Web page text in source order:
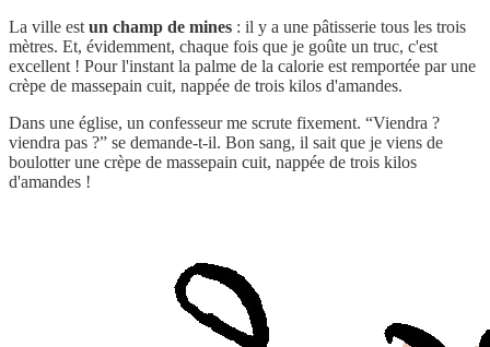
La ville est un champ de mines : il y a une pâtisserie tous les trois
mètres. Et, évidemment, chaque fois que je goûte un truc, c'est
excellent ! Pour l'instant la palme de la calorie est remportée par une
crèpe de massepain cuit, nappée de trois kilos d'amandes.
Dans une église, un confesseur me scrute fixement. “Viendra ?
viendra pas ?” se demande-t-il. Bon sang, il sait que je viens de
boulotter une crèpe de massepain cuit, nappée de trois kilos
d'amandes !